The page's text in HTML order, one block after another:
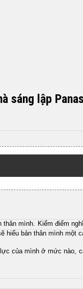
sáng lập
mình. Kiểm điểm
bản thân mình một
của mình ở mức